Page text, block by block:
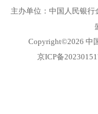
联系
主办单位：中国人民
Copyright©2026